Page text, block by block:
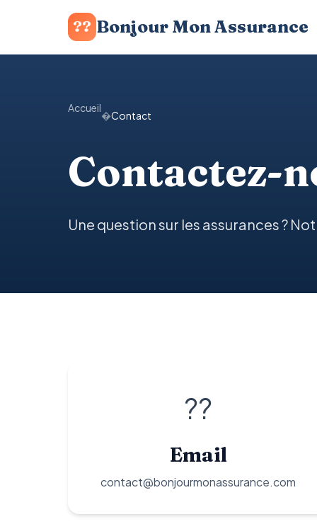
?? Bonjour Mon Assurance
Accueil
�Contact
Contactez-
Une question sur les assurances ?
??
Email
contact@bonjourmonassurance.com